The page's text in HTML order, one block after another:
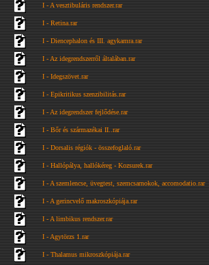
I - A vesztibuláris rendszer.rar
I - Retina.rar
I - Diencephalon és III. agykamra.rar
I - Az idegrendszerről általában.rar
I - Idegszövet.rar
I - Epikritikus szenzibilitás.rar
I - Az idegrendszer fejlődése.rar
I - Bőr és származékai II..rar
I - Dorsalis régiók - összefoglaló.rar
I - Hallópálya, hallókéreg - Kozsurek.rar
I - A szemlencse, üvegtest, szemcsarnokok, accomodatio.rar
I - A gerincvelő makroszkópiája.rar
I - A limbikus rendszer.rar
I - Agytörzs 1.rar
I - Thalamus mikroszkópiája.rar